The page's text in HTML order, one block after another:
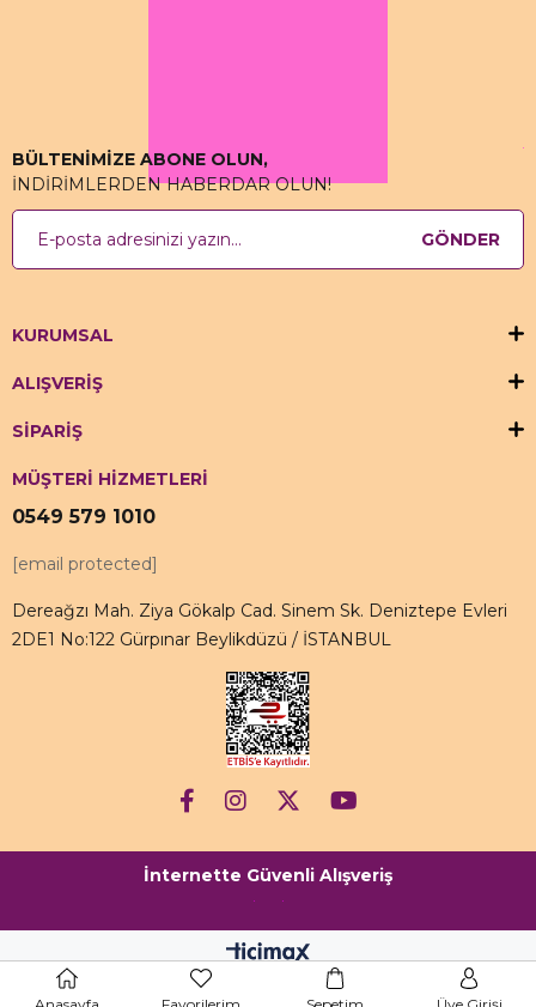
BÜLTENİMİZE ABONE OLUN,
İNDİRİMLERDEN HABERDAR OLUN!
GÖNDER
KURUMSAL
ALIŞVERİŞ
SİPARİŞ
MÜŞTERİ HİZMETLERİ
0549 579 1010
[email protected]
Dereağzı Mah. Ziya Gökalp Cad. Sinem Sk. Deniztepe Evleri
2DE1 No:122 Gürpınar Beylikdüzü / İSTANBUL
İnternette Güvenli Alışveriş